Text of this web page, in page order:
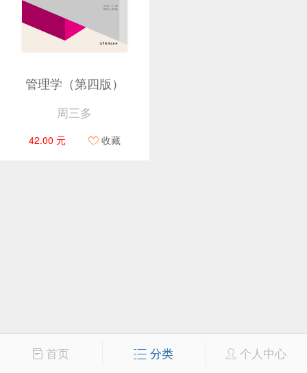
管理学（第四版）
周三多
42.00 元 收藏
首页 分类 个人中心